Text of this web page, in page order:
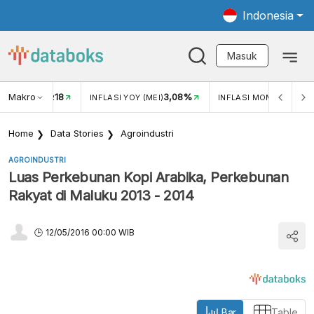
Indonesia
Masuk
MakroUSD/IDR18 INFLASI YOY (MEI)3,08% INFLASI MOM (MEI)
Home Data Stories Agroindustri
AGROINDUSTRI
Luas Perkebunan Kopi Arabika, Perkebunan
Rakyat di Maluku 2013 - 2014
12/05/2016 00:00 WIB